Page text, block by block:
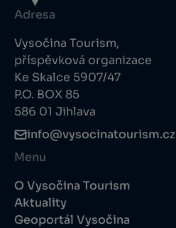
Adresa
Vysočina Tourism,
příspěvková organizace
Ke Skalce 5907/47
P.O. BOX 85
586 01 Jihlava
info@vysocinatourism.cz
Menu
O Vysočina Tourism
Aktuality
Geoportál Vysočina